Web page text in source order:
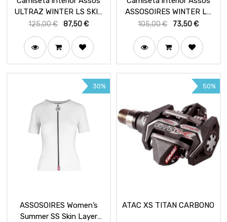
ULTRAZ WINTER LS SKIN
LAYER
125,00€ 87,50€
ASSOSOIRES WINTER LS
SKIN LAYER
105,00€ 73,50€
30%
ASSOSOIRES Women’s
Summer SS Skin Layer
50%
ATAC XS TITAN CARBONO